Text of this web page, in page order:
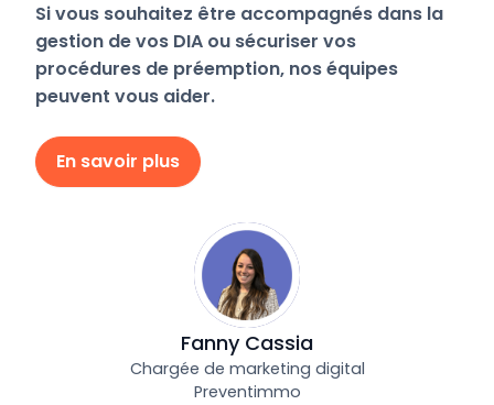
Si vous souhaitez être accompagnés dans la
gestion de vos DIA ou sécuriser vos
procédures de préemption, nos équipes
peuvent vous aider.
En savoir plus
Fanny Cassia
Chargée de marketing digital
Preventimmo